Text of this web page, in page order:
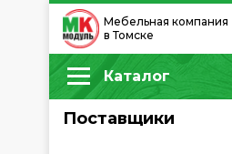
Мебельная компания
в Томске
Каталог
Поставщики